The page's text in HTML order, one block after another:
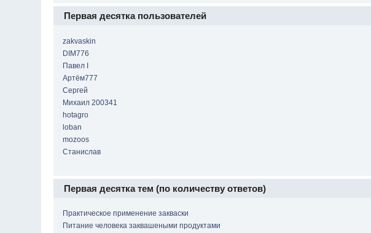
Первая десятка пользователей
zakvaskin
DIM776
Павел I
Артём777
Сергей
Михаил 200341
hotagro
loban
mozoos
Станислав
Первая десятка тем (по количеству ответов)
Практическое применение закваски
Питание человека заквашеными продуктами